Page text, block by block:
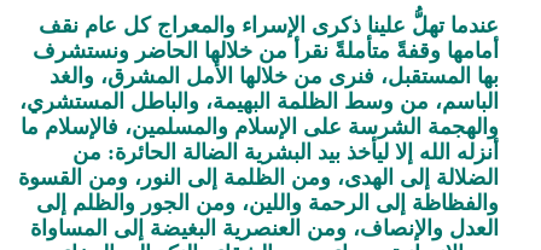
عندما تهلُّ علينا ذكرى الإسراء والمعراج كل عام نقف
أمامها وقفةً متأملةً نقرأ من خلالها الحاضر ونستشرف
بها المستقبل، فنرى من خلالها الأمل المشرق، والغد
الباسم، من وسط الظلمة البهيمة، والباطل المستشري،
والهجمة الشرسة على الإسلام والمسلمين، فالإسلام ما
أنزله الله إلا ليأخذ بيد البشرية الضالة الحائرة: من
الضلالة إلى الهدى، ومن الظلمة إلى النور، ومن القسوة
والفظاظة إلى الرحمة واللين، ومن الجور والظلم إلى
العدل والإنصاف، ومن العنصرية البغيضة إلى المساواة